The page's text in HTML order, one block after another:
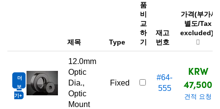
제목 Type
품
비
교
하
기
재고
번호
가격(부가세
별도/Tax
excluded)
더
보
기
12.0mm
Optic
Dia.,
Optic
Mount
Fixed
#64-
555
KRW
47,500
견적 요청